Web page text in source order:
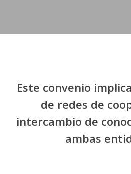
Este convenio
de redes de
intercambio de
ambas